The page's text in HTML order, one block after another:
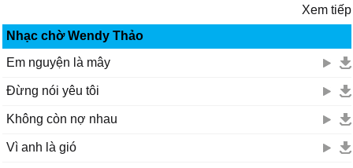
Xem tiếp
Nhạc chờ Wendy Thảo
Em nguyện là mây
Đừng nói yêu tôi
Không còn nợ nhau
Vì anh là gió